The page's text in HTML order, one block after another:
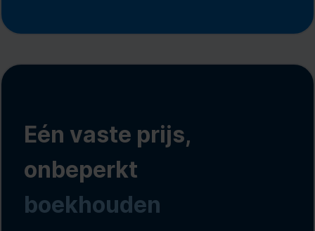
Eén vaste prijs,
onbeperkt
boekhouden